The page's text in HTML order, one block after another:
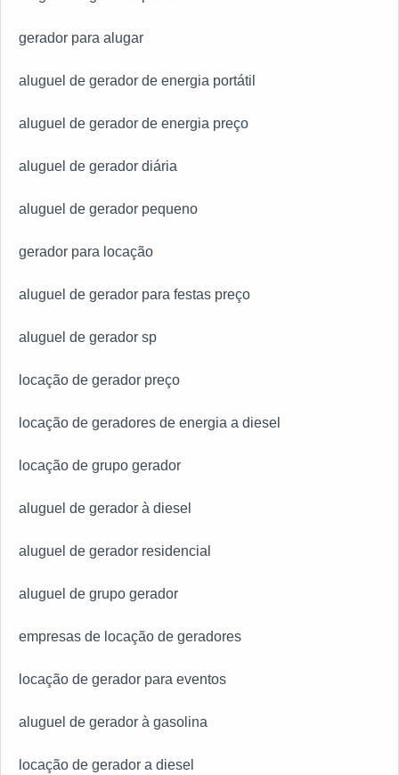
em instalações de qualidade, aumentando a eficiência
empresa que tem sido preferência no segmento pela
trazer o melhor aos clientes no mercado.
gerador para alugar
aluguel de gerador de energia portátil
aluguel de gerador de energia preço
aluguel de gerador diária
aluguel de gerador pequeno
gerador para locação
aluguel de gerador para festas preço
aluguel de gerador sp
locação de gerador preço
locação de geradores de energia a diesel
locação de grupo gerador
aluguel de gerador à diesel
aluguel de gerador residencial
aluguel de grupo gerador
empresas de locação de geradores
locação de gerador para eventos
aluguel de gerador à gasolina
locação de gerador a diesel